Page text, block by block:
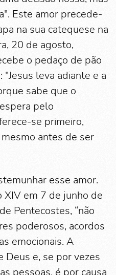
Este amor precede-
na sua catequese na
20 de agosto,
o pedaço de pão
"Jesus leva adiante e a
sabe que o
pelo
se primeiro,
antes de ser
esse amor.
XIV em 7 de junho de
Pentecostes, “não
poderosos, acordos
emocionais. A
Deus e, se por vezes
pessoas, é por causa